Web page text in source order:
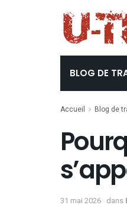
BLOG DE
Accueil Blog de
31 mai 2026 dans